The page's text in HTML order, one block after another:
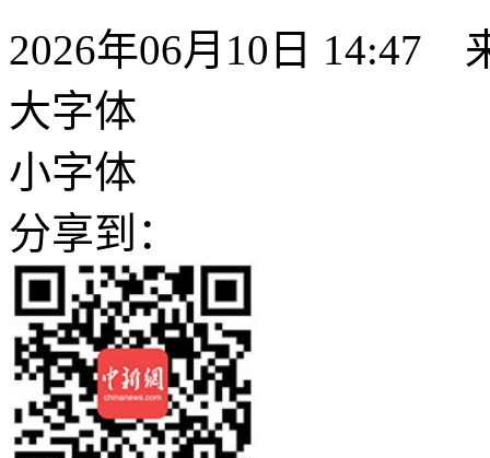
2026年06月10日 14:47
大字体
小字体
分享到：